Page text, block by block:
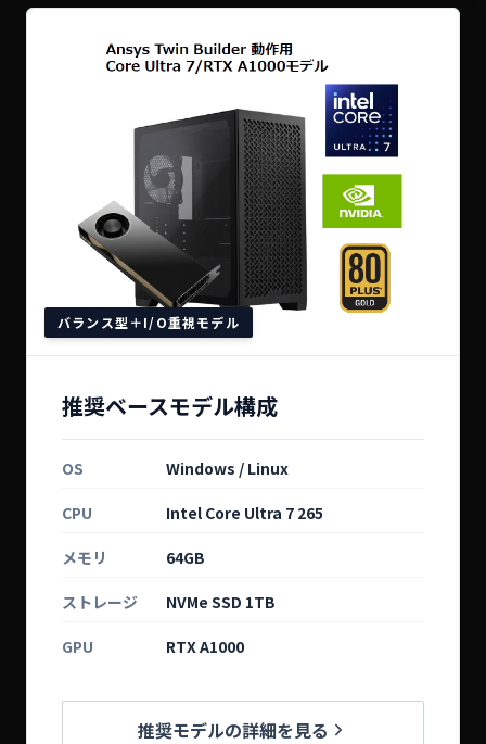
バランス型＋I/O重視モデル
推奨ベースモデル構成
OS Windows / Linux
CPU Intel Core Ultra 7 265
メモリ 64GB
ストレージ NVMe SSD 1TB
GPU RTX A1000
推奨モデルの詳細を見る